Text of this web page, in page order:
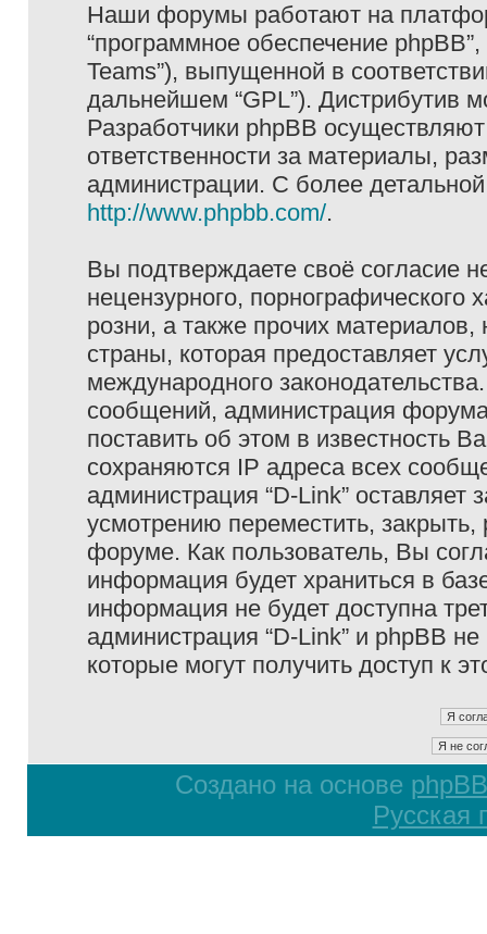
Наши форумы работают на
“программное обеспечение
Teams”), выпущенной в
дальнейшем “GPL”). Дистрибутив
Разработчики phpBB
ответственности за материалы,
администрации. С более
http://www.phpbb.com/.
Вы подтверждаете своё согласие
нецензурного, порнографического
розни, а также прочих
страны, которая предоставляет
международного
сообщений, администрация
поставить об этом в известность
сохраняются IP адреса всех
администрация “D-Link”
усмотрению переместить,
форуме. Как пользователь, Вы
информация будет храниться в
информация не будет доступна
администрация “D-Link” и phpBB
которые могут получить доступ к
Создано на основе phpBB
Русская